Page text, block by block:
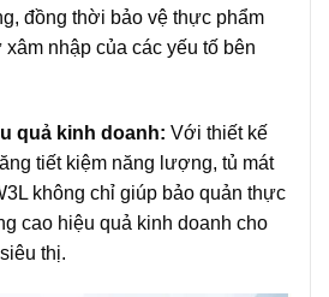
đồng thời bảo vệ thực phẩm
xâm nhập của các yếu tố bên
quả kinh doanh: Với thiết kế
tiết kiệm năng lượng, tủ mát
không chỉ giúp bảo quản thực
cao hiệu quả kinh doanh cho
thị.